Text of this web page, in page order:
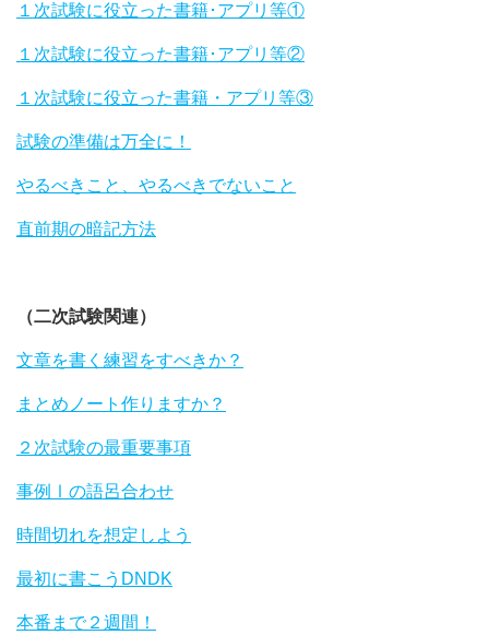
１次試験に役立った書籍･アプリ等①
１次試験に役立った書籍･アプリ等②
１次試験に役立った書籍・アプリ等③
試験の準備は万全に！
やるべきこと、やるべきでないこと
直前期の暗記方法
（二次試験関連）
文章を書く練習をすべきか？
まとめノート作りますか？
２次試験の最重要事項
事例Ⅰの語呂合わせ
時間切れを想定しよう
最初に書こうDNDK
本番まで２週間！